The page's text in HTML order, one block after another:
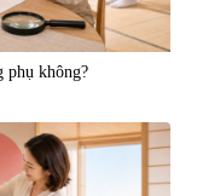
phụ không?